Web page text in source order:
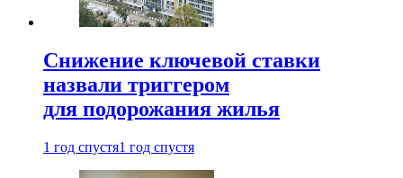
Снижение ключевой ставки
назвали триггером
для подорожания жилья
1 год спустя1 год спустя